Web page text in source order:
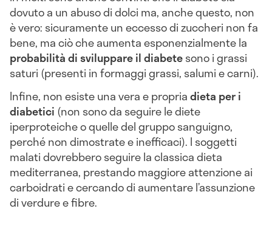
dovuto a un abuso di dolci ma, anche questo, non
è vero: sicuramente un eccesso di zuccheri non fa
bene, ma ciò che aumenta esponenzialmente la
probabilità di sviluppare il diabetesono i grassi
saturi (presenti in formaggi grassi, salumi e carni).
Infine, non esiste una vera e propriadieta per i
diabetici (non sono da seguire le diete
iperproteiche o quelle del gruppo sanguigno,
perché non dimostrate e inefficaci). I soggetti
malati dovrebbero seguire la classica dieta
mediterranea, prestando maggiore attenzione ai
carboidrati e cercando di aumentare l’assunzione
di verdure e fibre.